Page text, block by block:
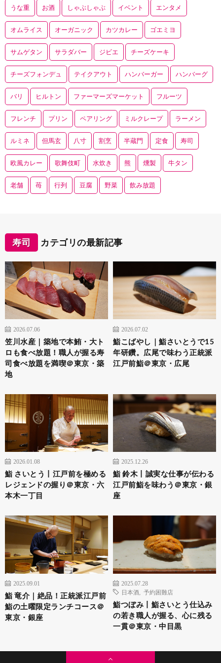
うな重 お酒 しゃぶしゃぶ イベント エンタメ
オムライス オーガニック カツカレー ゴエミヨ
サムゲタン サラダバー ジビエ チーズケーキ
チーズフォンデュ テイクアウト ハンバーガー ハンバーグ
バリ ヒルトン ファーマーズマーケット フルーツ
フレンチ プリン ペアリング ミルクレープ ラーメン
ルミネ 但馬玄 八寸 割烹 半蔵門 定食 寿司
欧風カレー 歌舞伎町 水炊き 熊 燻製 牛タン
老舗 苺 行列 豆腐 野菜 飲み放題
寿司 カテゴリの最新記事
2026.07.06
笠川水産｜築地で本鮪・大ト
ロも食べ放題！職人が握る寿
司食べ放題を満喫＠東京・築
地
2026.07.02
鮨こばやし｜鮨さいとうで15
年研鑽。広尾で味わう正統派
江戸前鮨＠東京・広尾
2026.01.08
鮨 さいとう丨江戸前を極める
レジェンドの握り＠東京・六
本木一丁目
2025.12.26
鮨 鈴木丨誠実な仕事が伝わる
江戸前鮨を味わう＠東京・銀
座
2025.09.01
鮨 竜介｜絶品！正統派江戸前
鮨の土曜限定ランチコース＠
東京・銀座
2025.07.28
日本酒
予約困難店
鮨つぼみ丨鮨さいとう仕込み
の若き職人が握る、心に残る
一貫＠東京・中目黒